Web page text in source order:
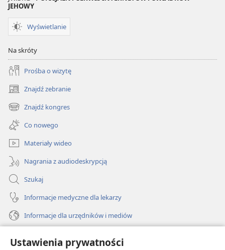
Ustawienia prywatności
JEHOWY
Wyświetlanie
Na skróty
Prośba o wizytę
Znajdź zebranie
(opens
new
window)
Znajdź kongres
(opens
new
window)
Co nowego
Materiały wideo
Nagrania z audiodeskrypcją
Szukaj
Informacje medyczne dla lekarzy
Informacje dla urzędników i mediów